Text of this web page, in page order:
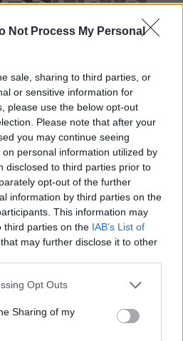
Not Process My Personal
sale, sharing to third parties, or
or sensitive information for
please use the below opt-out
Please note that after your
you may continue seeing
personal information utilized by
disclosed to third parties prior to
opt-out of the further
information by third parties on the
This information may
third parties on the IAB’s List of
that may further disclose it to other
Opt Outs
Sharing of my
alcohol
Media: Με ενίσχυση 8 εκατ.
ευρώ σε 451 επιχειρήσεις
ξεκίνησε το πρόγραμμα
στήριξης- Κάλυψη εισφορών
και νέο Διοικητικό Συμβούλιο -
ευρωπαϊκή